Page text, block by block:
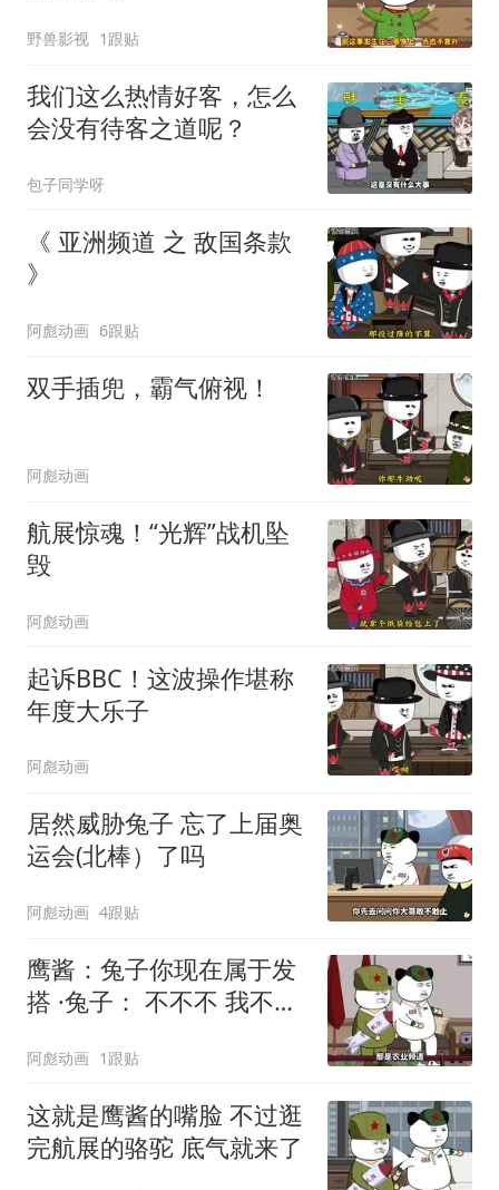
野兽影视 1跟贴
我们这么热情好客，怎么
会没有待客之道呢？
包子同学呀
《 亚洲频道 之 敌国条款
》
阿彪动画 6跟贴
双手插兜，霸气俯视！
阿彪动画
航展惊魂！“光辉”战机坠
毁
阿彪动画
起诉BBC！这波操作堪称
年度大乐子
阿彪动画
居然威胁兔子 忘了上届奥
运会(北棒）了吗
阿彪动画 4跟贴
鹰酱：兔子你现在属于发
搭 ·兔子： 不不不 我不属
阿彪动画 1跟贴
这就是鹰酱的嘴脸 不过逛
完航展的骆驼 底气就来了